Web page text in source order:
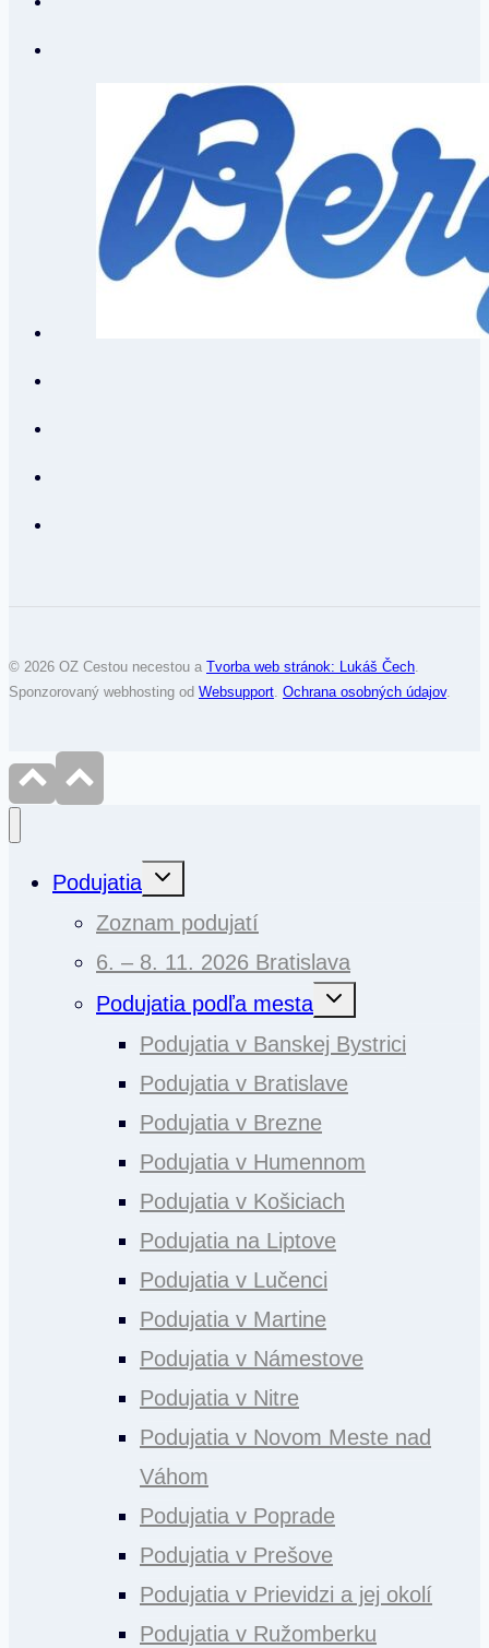
© 2026 OZ Cestou necestou a Tvorba web stránok: Lukáš Čech.
Sponzorovaný webhosting od Websupport. Ochrana osobných údajov.
Podujatia
Toggle
Zoznam podujatí
6. – 8. 11. 2026 Bratislava
Podujatia podľa mesta
Toggle
Podujatia v Banskej Bystrici
Podujatia v Bratislave
Podujatia v Brezne
Podujatia v Humennom
Podujatia v Košiciach
Podujatia na Liptove
Podujatia v Lučenci
Podujatia v Martine
Podujatia v Námestove
Podujatia v Nitre
Podujatia v Novom Meste nad
Váhom
Podujatia v Poprade
Podujatia v Prešove
Podujatia v Prievidzi a jej okolí
Podujatia v Ružomberku